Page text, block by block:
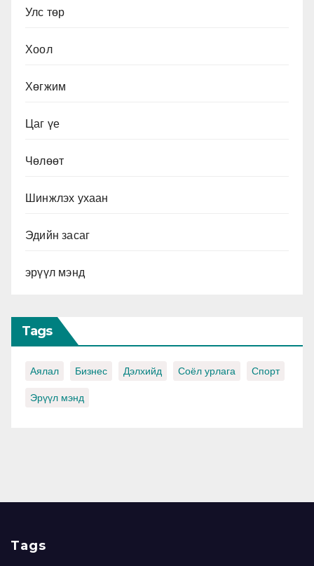
Улс төр
Хоол
Хөгжим
Цаг үе
Чөлөөт
Шинжлэх ухаан
Эдийн засаг
эрүүл мэнд
Tags
Аялал Бизнес Дэлхийд Соёл урлага Спорт
Эрүүл мэнд
Tags